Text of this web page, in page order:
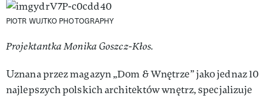
PIOTR WUJTKO PHOTOGRAPHY
Projektantka Monika Goszcz-Kłos.
Uznana przez magazyn „Dom & Wnętrze” jako jednaz 10
najlepszych polskich architektów wnętrz, specjalizuje